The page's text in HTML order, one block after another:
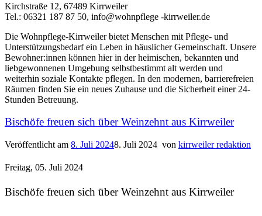
Kirchstraße 12, 67489 Kirrweiler
Tel.: 06321 187 87 50, info@wohnpflege -kirrweiler.de
Die Wohnpflege-Kirrweiler bietet Menschen mit Pflege- und
Unterstützungsbedarf ein Leben in häuslicher Gemeinschaft. Unsere
Bewohner:innen können hier in der heimischen, bekannten und
liebgewonnenen Umgebung selbstbestimmt alt werden und
weiterhin soziale Kontakte pflegen. In den modernen, barrierefreien
Räumen finden Sie ein neues Zuhause und die Sicherheit einer 24-
Stunden Betreuung.
Bischöfe freuen sich über Weinzehnt aus Kirrweiler
Veröffentlicht am 8. Juli 20248. Juli 2024 von kirrweiler redaktion
Freitag, 05. Juli 2024
Bischöfe freuen sich über Weinzehnt aus Kirrweiler